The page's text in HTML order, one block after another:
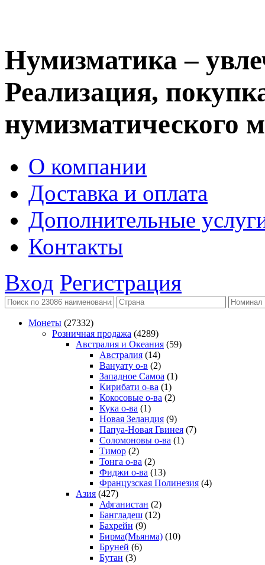
Нумизматика –
Реализация,
нумизматического
О компании
Доставка и оплата
Дополнительные
Контакты
Вход Регистрация
Монеты (27332)
Розничная продажа (4289)
Австралия и Океания (59)
Австралия (14)
Вануату о-в (2)
Западное Самоа (1)
Кирибати о-ва (1)
Кокосовые о-ва (2)
Кука о-ва (1)
Новая Зеландия (9)
Папуа-Новая Гвинея (7)
Соломоновы о-ва (1)
Тимор (2)
Тонга о-ва (2)
Фиджи о-ва (13)
Французская Полинезия (4)
Азия (427)
Афганистан (2)
Бангладеш (12)
Бахрейн (9)
Бирма(Мьянма) (10)
Бруней (6)
Бутан (3)